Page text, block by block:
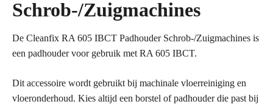
Schrob-/Zuigmachines
De Cleanfix RA 605 IBCT Padhouder Schrob-/Zuigmachines is
een padhouder voor gebruik met RA 605 IBCT.
Dit accessoire wordt gebruikt bij machinale vloerreiniging en
vloeronderhoud. Kies altijd een borstel of padhouder die past bij